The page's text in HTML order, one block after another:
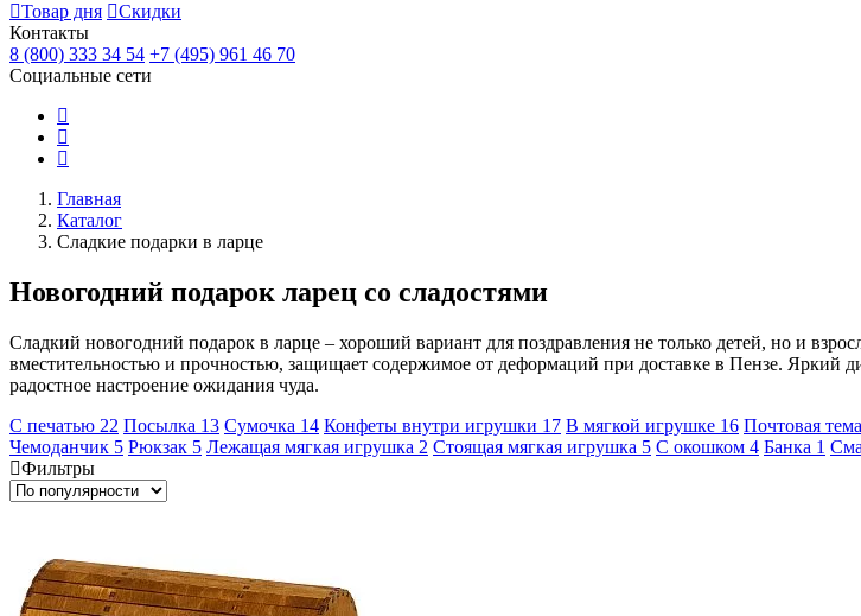
Товар дня
Скидки
Контакты
8 (800) 333 34 54 +7 (495) 961 46 70
Социальные сети
Главная
Каталог
Сладкие подарки в ларце
Новогодний подарок ларец со сладостями
Сладкий новогодний подарок в ларце – хороший вариант для поздравления не только детей, но и
вместительностью и прочностью, защищает содержимое от деформаций при доставке в Пензе.
радостное настроение ожидания чуда.
С печатью 22 Посылка 13 Сумочка 14 Конфеты внутри игрушки 17 В мягкой игрушке 16 Почтовая тема
Чемоданчик 5 Рюкзак 5 Лежащая мягкая игрушка 2 Стоящая мягкая игрушка 5 С окошком 4 Банка 1
Фильтры